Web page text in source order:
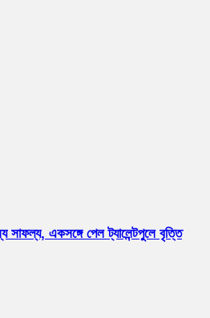
একসঙ্গে পেল ট্যালেন্টপুলে বৃত্তি